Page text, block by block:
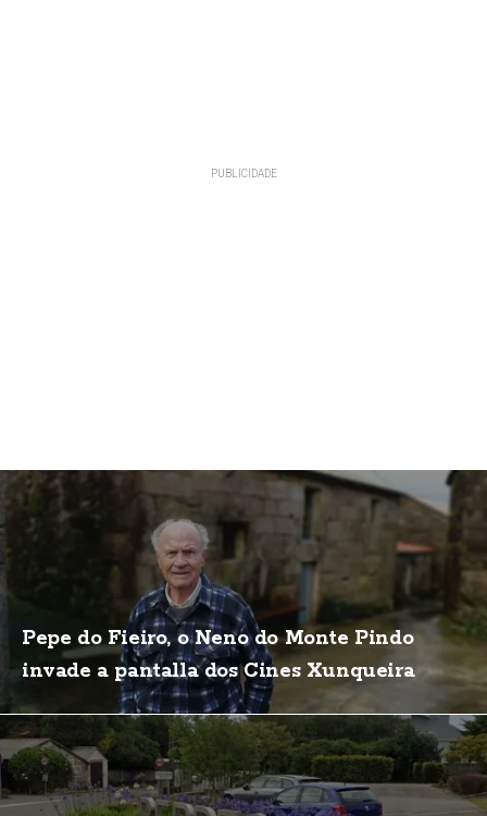
Pepe do Fieiro, o Neno do Monte Pindo
invade a pantalla dos Cines Xunqueira